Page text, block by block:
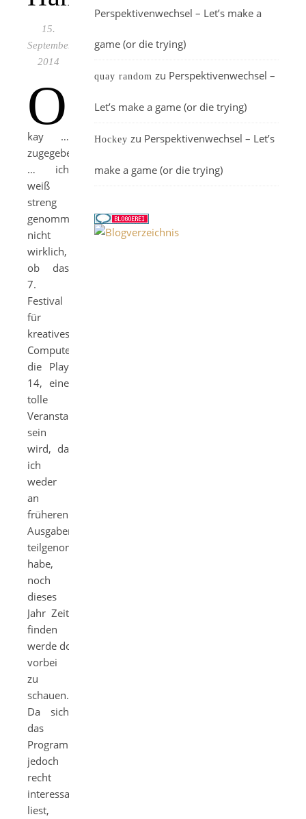
15.
September
2014
O
kay …
zugegeben
… ich
weiß
streng
genommen
nicht
wirklich,
ob das
7.
Festival
für
kreatives
Computerspielen,
die Play
14, eine
tolle
Veranstaltung
sein
wird, da
ich
weder
an
früheren
Ausgaben
teilgenommen
habe,
noch
dieses
Jahr Zeit
finden
werde dort
vorbei
zu
schauen.
Da sich
das
Programm
jedoch
recht
interessant
liest,
Perspektivenwechsel – Let’s make a
game (or die trying)
quay random zu Perspektivenwechsel –
Let’s make a game (or die trying)
Hockey zu Perspektivenwechsel – Let’s
make a game (or die trying)